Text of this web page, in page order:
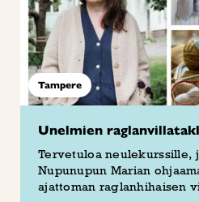
Tampere
Unelmien
Tervetuloa neulekurssille,
Nupunupun Marian
ajattoman raglanhihaisen